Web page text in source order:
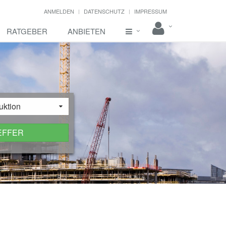
ANMELDEN DATENSCHUTZ IMPRESSUM
RATGEBER ANBIETEN